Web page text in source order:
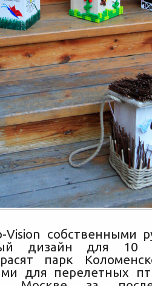
Vision собственными
дизайн для 10
парк
для перелетных